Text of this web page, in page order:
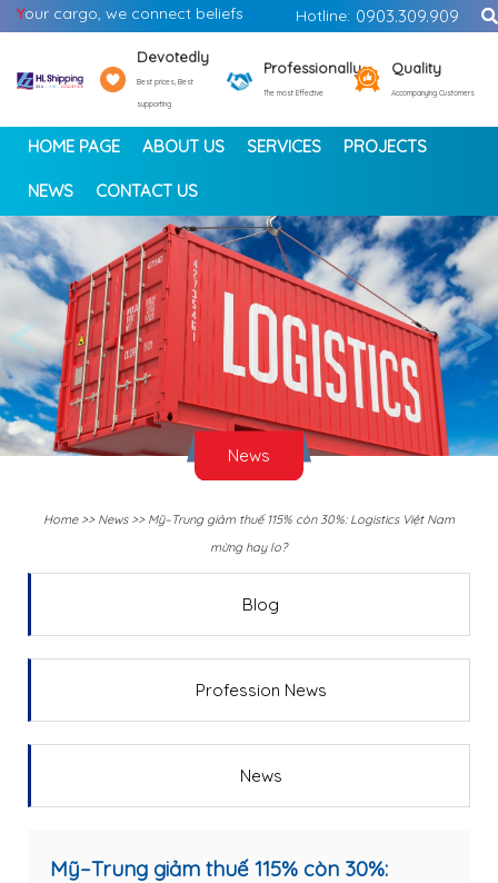
Your cargo, we connect beliefs Hotline: 0903.309.909
Devotedly
Best prices, Best
supporting
Professionally
The most Effective
Quality
Accompanying Customers
HOME PAGE ABOUT US SERVICES PROJECTS
NEWS CONTACT US
< >
News
Home>> News>> Mỹ–Trung giảm thuế 115% còn 30%: Logistics Việt Nam
mừng hay lo?
Blog
Profession News
News
Mỹ–Trung giảm thuế 115% còn 30%: